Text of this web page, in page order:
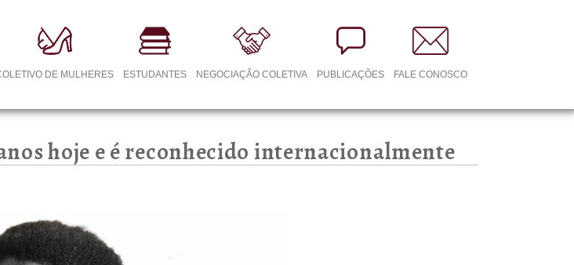
DE MULHERES ESTUDANTES NEGOCIAÇÃO COLETIVA PUBLICAÇÕES FALE CONOSCO
hoje e é reconhecido internacionalmente